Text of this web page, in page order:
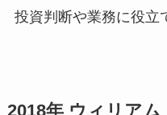
投資判断や業務に役立
2018年 ウィリア